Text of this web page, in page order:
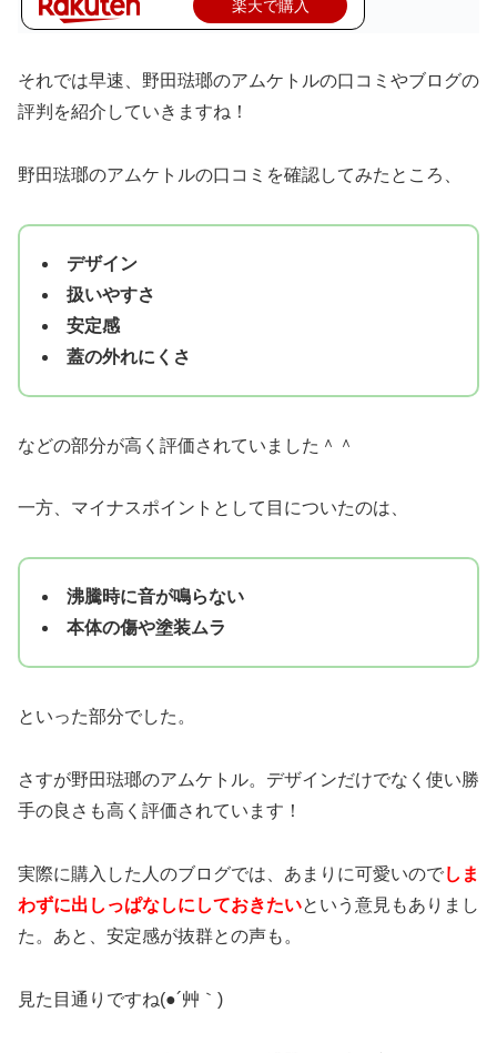
楽天で購入
それでは早速、野田琺瑯のアムケトルの口コミやブログの
評判を紹介していきますね！
野田琺瑯のアムケトルの口コミを確認してみたところ、
デザイン
扱いやすさ
安定感
蓋の外れにくさ
などの部分が高く評価されていました＾＾
一方、マイナスポイントとして目についたのは、
沸騰時に音が鳴らない
本体の傷や塗装ムラ
といった部分でした。
さすが野田琺瑯のアムケトル。デザインだけでなく使い勝
手の良さも高く評価されています！
実際に購入した人のブログでは、あまりに可愛いのでしま
わずに出しっぱなしにしておきたいという意見もありまし
た。あと、安定感が抜群との声も。
見た目通りですね(●´艸｀)